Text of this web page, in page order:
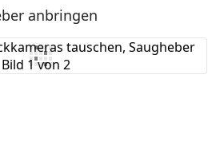
Kommentar hinzufügen
anbringen